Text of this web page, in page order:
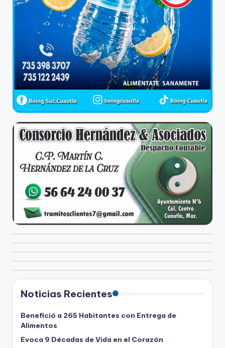
Noticias Recientes
Benefició a 265 Habitantes con Entrega de
Alimentos
Evoca 9 Décadas de Vida en el Corazón